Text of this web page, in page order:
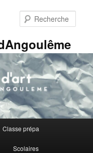
Classe prépa
Scolaires